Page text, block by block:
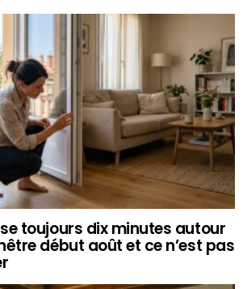
toujours dix minutes autour
début août et ce n’est pas